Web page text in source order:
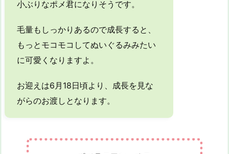
小ぶりなポメ君になりそうです。
毛量もしっかりあるので成長すると、
もっとモコモコしてぬいぐるみみたい
に可愛くなりますよ。
お迎えは6月18日頃より、成長を見な
がらのお渡しとなります。